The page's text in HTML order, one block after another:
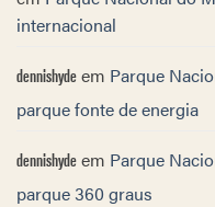
internacional
dennishydeem Parque
parque fonte de energia
dennishydeem Parque
parque 360 graus